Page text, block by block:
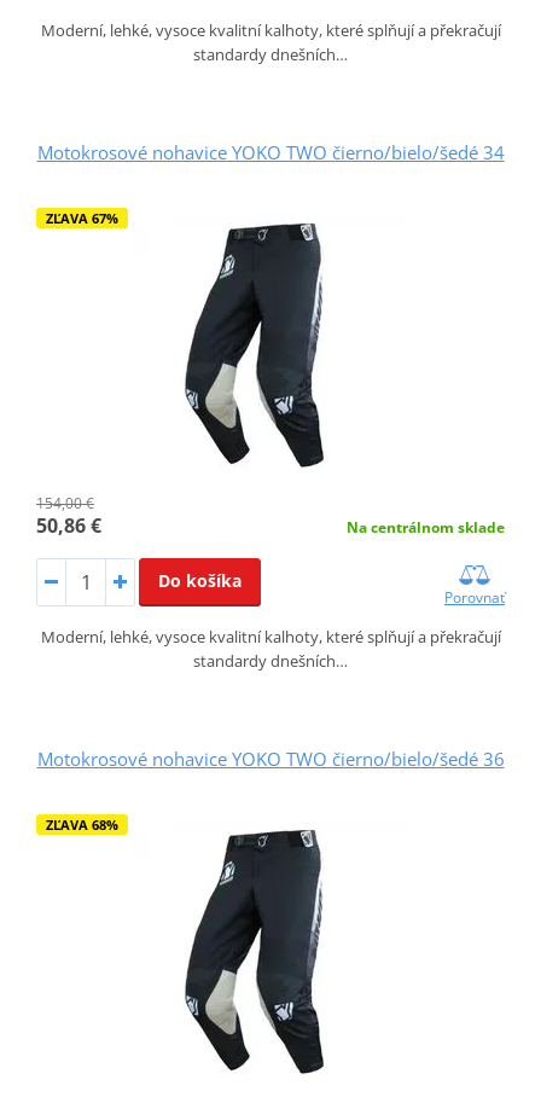
Moderní, lehké, vysoce kvalitní kalhoty, které splňují a překračují
standardy dnešních…
Motokrosové nohavice YOKO TWO čierno/bielo/šedé 34
ZĽAVA 67%
154,00 €
50,86 € Na centrálnom sklade
Do košíka
Porovnať
Moderní, lehké, vysoce kvalitní kalhoty, které splňují a překračují
standardy dnešních…
Motokrosové nohavice YOKO TWO čierno/bielo/šedé 36
ZĽAVA 68%